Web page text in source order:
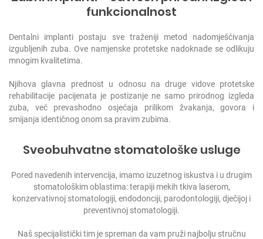
funkcionalnost
Dentalni implanti postaju sve traženiji metod nadomješćivanja
izgubljenih zuba. Ove namjenske protetske nadoknade se odlikuju
mnogim kvalitetima.
Njihova glavna prednost u odnosu na druge vidove protetske
rehabilitacije pacijenata je postizanje ne samo prirodnog izgleda
zuba, već prevashodno osjećaja prilikom žvakanja, govora i
smijanja identičnog onom sa pravim zubima.
Sveobuhvatne stomatološke usluge
Pored navedenih intervencija, imamo izuzetnog iskustva i u drugim
stomatološkim oblastima: terapiji mekih tkiva laserom,
konzervativnoj stomatologiji, endodonciji, parodontologiji, dječijoj i
preventivnoj stomatologiji.
Naš specijalistički tim je spreman da vam pruži najbolju stručnu